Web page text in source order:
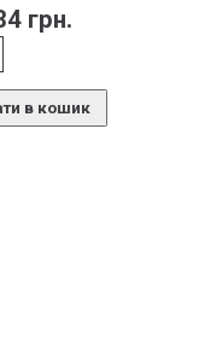
грн.
в кошик